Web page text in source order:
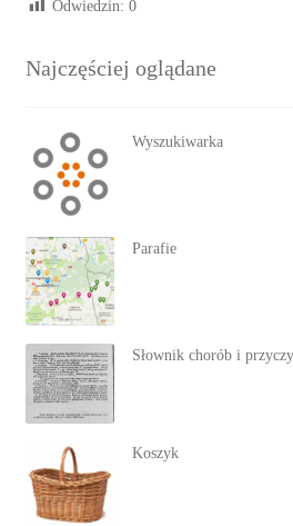
Odwiedzin: 0
Najczęściej oglądane
Wyszukiwarka
Parafie
Słownik chorób i
Koszyk